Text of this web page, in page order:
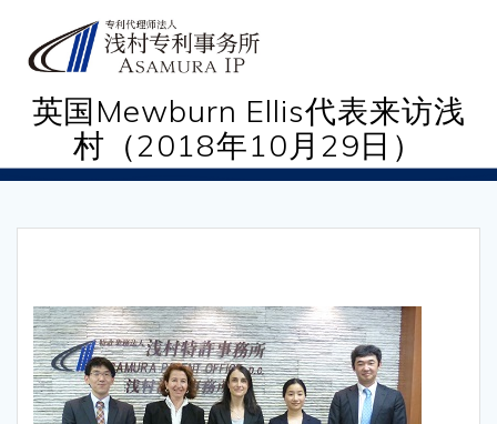
to
content
英国Mewburn Ellis代表来访浅
村（2018年10月29日）